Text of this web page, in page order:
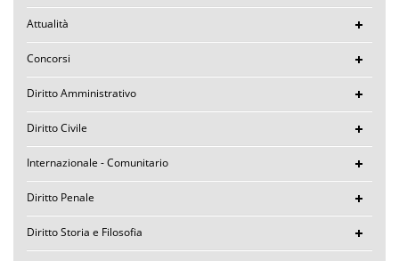
Attualità
Concorsi
Diritto Amministrativo
Diritto Civile
Internazionale - Comunitario
Diritto Penale
Diritto Storia e Filosofia